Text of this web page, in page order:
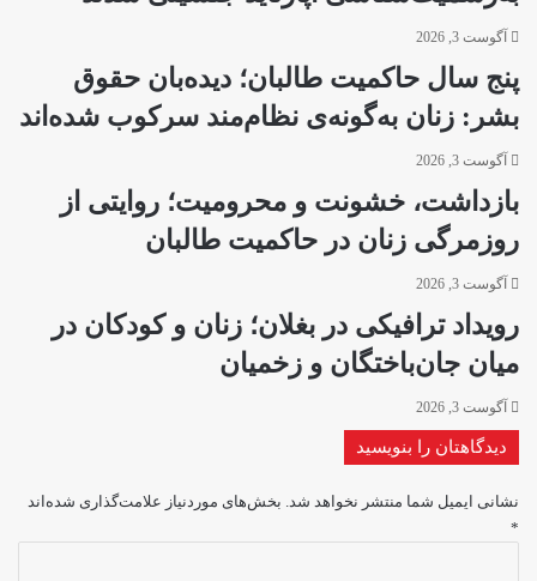
آگوست 3, 2026
پنج سال حاکمیت طالبان؛ دیده‌بان حقوق
بشر: زنان به‌گونه‌ی نظام‌مند سرکوب شده‌اند
آگوست 3, 2026
بازداشت، خشونت و محرومیت؛ روایتی از
روزمرگی زنان در حاکمیت طالبان
آگوست 3, 2026
رویداد ترافیکی در بغلان؛ زنان و کودکان در
میان جان‌باختگان و زخمیان
آگوست 3, 2026
دیدگاهتان را بنویسید
نشانی ایمیل شما منتشر نخواهد شد. بخش‌های موردنیاز علامت‌گذاری شده‌اند
*